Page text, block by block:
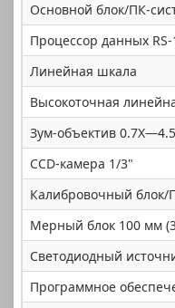
Основной блок/ПК-
Процессор данных RS-
Линейная шкала
Высокоточная
Зум-объектив
CCD-камера 1/3"
Калибровочный блок/
Мерный блок 100 мм
Светодиодный
Программное